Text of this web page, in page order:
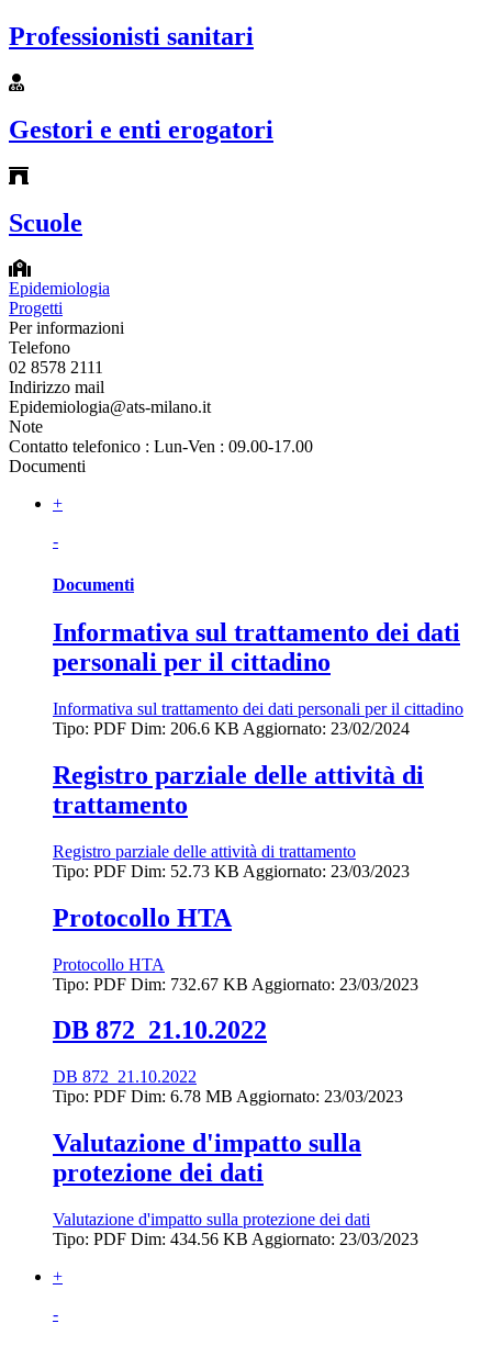
Professionisti sanitari
Gestori e enti erogatori
Scuole
Epidemiologia
Progetti
Per informazioni
Telefono
02 8578 2111
Indirizzo mail
Epidemiologia@ats-milano.it
Note
Contatto telefonico : Lun-Ven : 09.00-17.00
Documenti
+
-
Documenti
Informativa sul trattamento dei dati
personali per il cittadino
Informativa sul trattamento dei dati personali per il cittadino
Tipo: PDF Dim: 206.6 KB Aggiornato: 23/02/2024
Registro parziale delle attività di
trattamento
Registro parziale delle attività di trattamento
Tipo: PDF Dim: 52.73 KB Aggiornato: 23/03/2023
Protocollo HTA
Protocollo HTA
Tipo: PDF Dim: 732.67 KB Aggiornato: 23/03/2023
DB 872_21.10.2022
DB 872_21.10.2022
Tipo: PDF Dim: 6.78 MB Aggiornato: 23/03/2023
Valutazione d'impatto sulla
protezione dei dati
Valutazione d'impatto sulla protezione dei dati
Tipo: PDF Dim: 434.56 KB Aggiornato: 23/03/2023
+
-